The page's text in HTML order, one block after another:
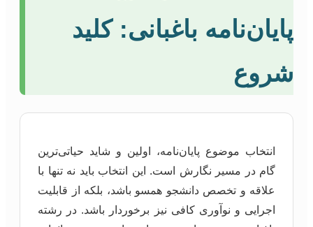
پایان‌نامه باغبانی: کلید
شروع
انتخاب موضوع پایان‌نامه، اولین و شاید حیاتی‌ترین
گام در مسیر نگارش است. این انتخاب باید نه تنها با
علاقه و تخصص دانشجو همسو باشد، بلکه از قابلیت
اجرایی و نوآوری کافی نیز برخوردار باشد. در رشته